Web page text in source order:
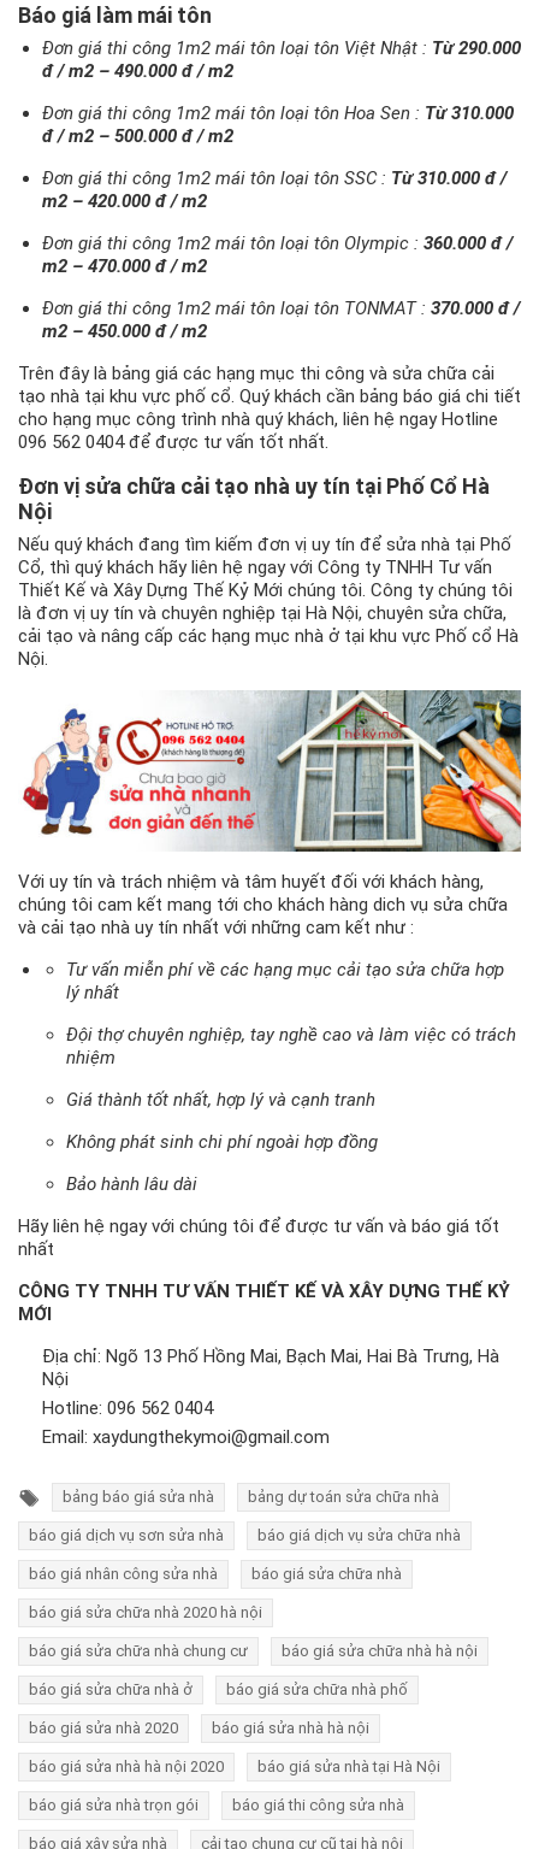
Báo giá làm mái tôn
Đơn giá thi công 1m2 mái tôn loại tôn Việt Nhật : Từ 290.000
đ / m2 – 490.000 đ / m2
Đơn giá thi công 1m2 mái tôn loại tôn Hoa Sen : Từ 310.000
đ / m2 – 500.000 đ / m2
Đơn giá thi công 1m2 mái tôn loại tôn SSC : Từ 310.000 đ /
m2 – 420.000 đ / m2
Đơn giá thi công 1m2 mái tôn loại tôn Olympic : 360.000 đ /
m2 – 470.000 đ / m2
Đơn giá thi công 1m2 mái tôn loại tôn TONMAT : 370.000 đ /
m2 – 450.000 đ / m2
Trên đây là bảng giá các hạng mục thi công và sửa chữa cải
tạo nhà tại khu vực phố cổ. Quý khách cần bảng báo giá chi tiết
cho hạng mục công trình nhà quý khách, liên hệ ngay Hotline
096 562 0404 để được tư vấn tốt nhất.
Đơn vị sửa chữa cải tạo nhà uy tín tại Phố Cổ Hà
Nội
Nếu quý khách đang tìm kiếm đơn vị uy tín để sửa nhà tại Phố
Cổ, thì quý khách hãy liên hệ ngay với Công ty TNHH Tư vấn
Thiết Kế và Xây Dựng Thế Kỷ Mới chúng tôi. Công ty chúng tôi
là đơn vị uy tín và chuyên nghiệp tại Hà Nội, chuyên sửa chữa,
cải tạo và nâng cấp các hạng mục nhà ở tại khu vực Phố cổ Hà
Nội.
Với uy tín và trách nhiệm và tâm huyết đối với khách hàng,
chúng tôi cam kết mang tới cho khách hàng dich vụ sửa chữa
và cải tạo nhà uy tín nhất với những cam kết như :
Tư vấn miễn phí về các hạng mục cải tạo sửa chữa hợp
lý nhất
Đội thợ chuyên nghiệp, tay nghề cao và làm việc có trách
nhiệm
Giá thành tốt nhất, hợp lý và cạnh tranh
Không phát sinh chi phí ngoài hợp đồng
Bảo hành lâu dài
Hãy liên hệ ngay với chúng tôi để được tư vấn và báo giá tốt
nhất
CÔNG TY TNHH TƯ VẤN THIẾT KẾ VÀ XÂY DỰNG THẾ KỶ
MỚI
Địa chỉ: Ngõ 13 Phố Hồng Mai, Bạch Mai, Hai Bà Trưng, Hà
Nội
Hotline: 096 562 0404
Email: xaydungthekymoi@gmail.com
bảng báo giá sửa nhà bảng dự toán sửa chữa nhà
báo giá dịch vụ sơn sửa nhà báo giá dịch vụ sửa chữa nhà
báo giá nhân công sửa nhà báo giá sửa chữa nhà
báo giá sửa chữa nhà 2020 hà nội
báo giá sửa chữa nhà chung cư báo giá sửa chữa nhà hà nội
báo giá sửa chữa nhà ở báo giá sửa chữa nhà phố
báo giá sửa nhà 2020 báo giá sửa nhà hà nội
báo giá sửa nhà hà nội 2020 báo giá sửa nhà tại Hà Nội
báo giá sửa nhà trọn gói báo giá thi công sửa nhà
báo giá xây sửa nhà cải tạo chung cư cũ tại hà nội